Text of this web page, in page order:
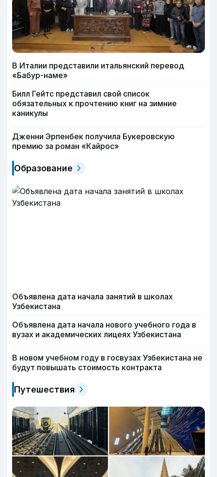
В Италии представили итальянский перевод
«Бабур-наме»
Билл Гейтс представил свой список
обязательных к прочтению книг на зимние
каникулы
Дженни Эрпенбек получила Букеровскую
премию за роман «Кайрос»
Образование
Объявлена дата начала занятий в школах
Узбекистана
Объявлена дата начала нового учебного года в
вузах и академических лицеях Узбекистана
В новом учебном году в госвузах Узбекистана не
будут повышать стоимость контракта
Путешествия